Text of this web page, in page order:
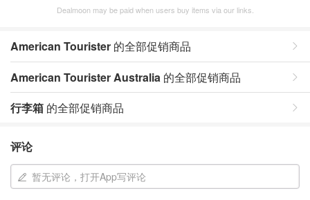
Dealmoon may be paid when users buy items via our links.
American Tourister 的全部促销商品
American Tourister Australia 的全部促销商品
行李箱 的全部促销商品
评论
暂无评论，打开App写评论